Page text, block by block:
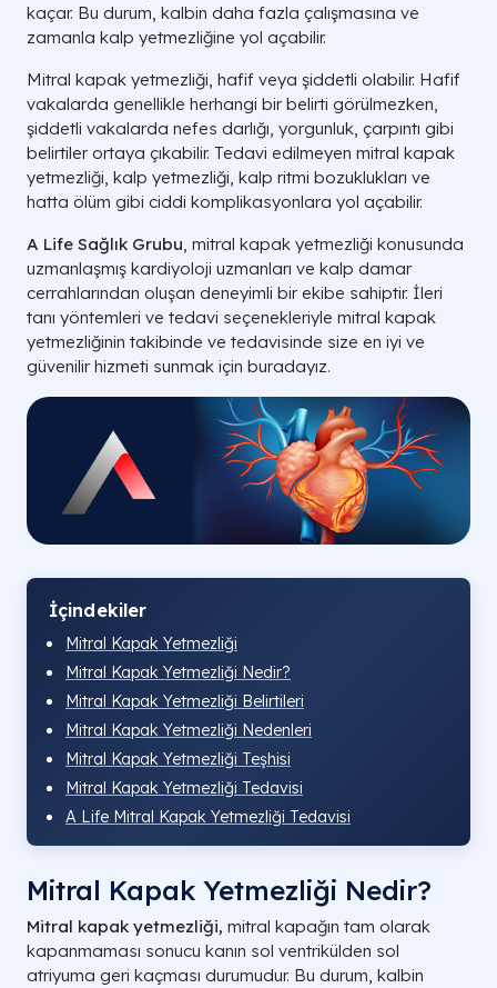
kaçar. Bu durum, kalbin daha fazla çalışmasına ve
zamanla kalp yetmezliğine yol açabilir.
Mitral kapak yetmezliği, hafif veya şiddetli olabilir. Hafif
vakalarda genellikle herhangi bir belirti görülmezken,
şiddetli vakalarda nefes darlığı, yorgunluk, çarpıntı gibi
belirtiler ortaya çıkabilir. Tedavi edilmeyen mitral kapak
yetmezliği, kalp yetmezliği, kalp ritmi bozuklukları ve
hatta ölüm gibi ciddi komplikasyonlara yol açabilir.
A Life Sağlık Grubu, mitral kapak yetmezliği konusunda
uzmanlaşmış kardiyoloji uzmanları ve kalp damar
cerrahlarından oluşan deneyimli bir ekibe sahiptir. İleri
tanı yöntemleri ve tedavi seçenekleriyle mitral kapak
yetmezliğinin takibinde ve tedavisinde size en iyi ve
güvenilir hizmeti sunmak için buradayız.
İçindekiler
Mitral Kapak Yetmezliği
Mitral Kapak Yetmezliği Nedir?
Mitral Kapak Yetmezliği Belirtileri
Mitral Kapak Yetmezliği Nedenleri
Mitral Kapak Yetmezliği Teşhisi
Mitral Kapak Yetmezliği Tedavisi
A Life Mitral Kapak Yetmezliği Tedavisi
Mitral Kapak Yetmezliği Nedir?
Mitral kapak yetmezliği, mitral kapağın tam olarak
kapanmaması sonucu kanın sol ventrikülden sol
atriyuma geri kaçması durumudur. Bu durum, kalbin